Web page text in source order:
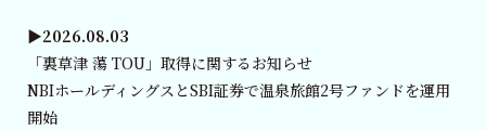
▶︎2026.08.03
「裏草津 蕩 TOU」取得に関するお知らせ
NBIホールディングスとSBI証券で温泉旅館2号ファンドを運用
開始